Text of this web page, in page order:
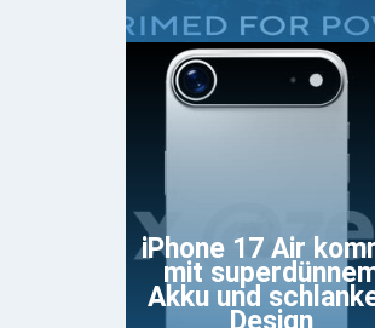
iPhone 17 Air
mit
Akku und
Design